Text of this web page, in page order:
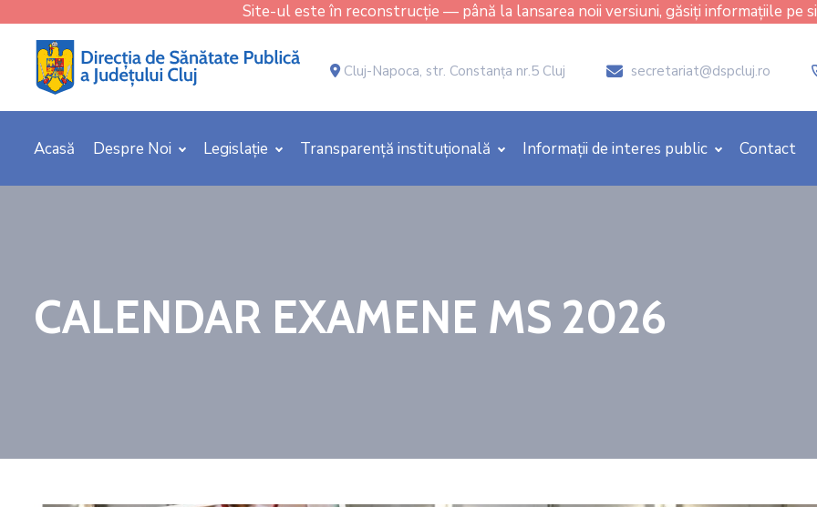
Site-ul este în reconstrucție — până la lansarea noii versiuni, găsiți informațiile pe
Cluj-Napoca, str. Constanţa nr.5 Cluj icon
secretariat@dspcluj.ro
Acasă Despre Noi Legislație Transparență instituțională Informații de interes public Contact
CALENDAR EXAMENE MS 2026